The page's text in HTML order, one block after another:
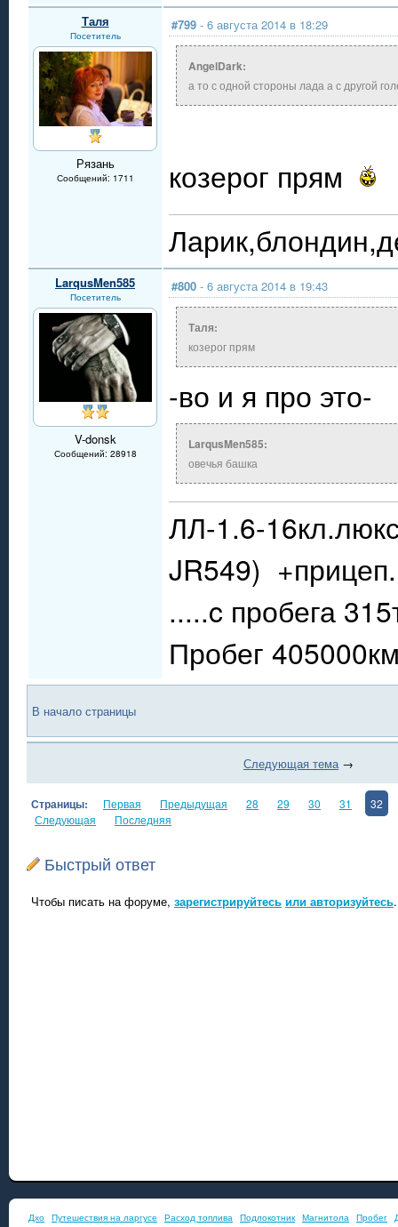
Таля
Посетитель
Рязань
Сообщений: 1711
#799 - 6 августа 2014 в 18:29
AngelDark:
а то с одной стороны лада а с другой
козерог прям
LarqusMen585
Посетитель
V-donsk
Сообщений: 28918
#800 - 6 августа 2014 в 19:43
Таля:
козерог прям
-во и я про это-
LarqusMen585:
овечья башка
ЛЛ-1.6-
JR549) +прицеп.
.....c пробега
Пробег
В начало страницы
Следующая тема→
Страницы: Первая Предыдущая 28 29 30 31
32
Следующая
Последняя
Быстрый ответ
Чтобы писать на форуме, зарегистрируйтесь или авторизуйтесь.
Дхо Путешествия на ларгусе Расход топлива Подлокотник Магнитола Пробег